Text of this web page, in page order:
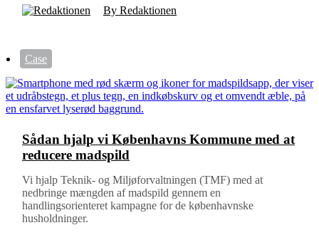
By Redaktionen
Case
Sådan hjalp vi Københavns Kommune med at
reducere madspild
Vi hjalp Teknik- og Miljøforvaltningen (TMF) med at
nedbringe mængden af madspild gennem en
handlingsorienteret kampagne for de københavnske
husholdninger.